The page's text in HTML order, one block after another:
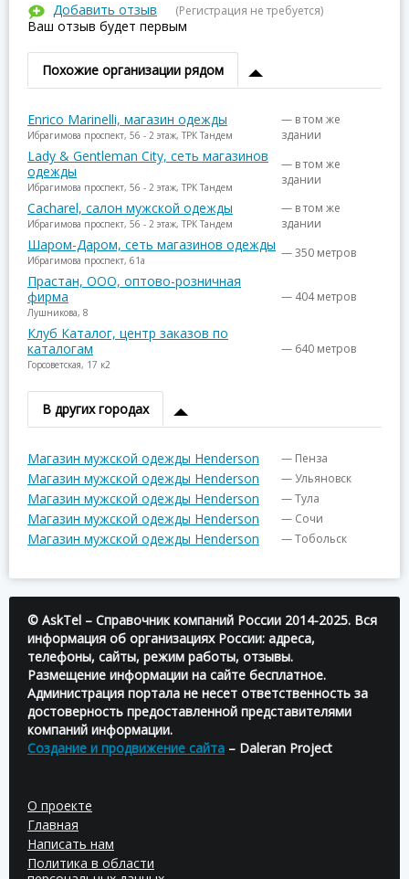
Добавить отзыв (Регистрация не требуется)
Ваш отзыв будет первым
Похожие организации рядом
Enrico Marinelli, магазин одежды
Ибрагимова проспект, 56 - 2 этаж, ТРК Тандем
— в том же
здании
Lady & Gentleman City, сеть магазинов
одежды
Ибрагимова проспект, 56 - 2 этаж, ТРК Тандем
— в том же
здании
Cacharel, салон мужской одежды
Ибрагимова проспект, 56 - 2 этаж, ТРК Тандем
— в том же
здании
Шаром-Даром, сеть магазинов одежды
Ибрагимова проспект, 61а — 350 метров
Прастан, ООО, оптово-розничная
фирма
Лушникова, 8
— 404 метров
Клуб Каталог, центр заказов по
каталогам
Горсоветская, 17 к2
— 640 метров
В других городах
Магазин мужской одежды Henderson — Пенза
Магазин мужской одежды Henderson — Ульяновск
Магазин мужской одежды Henderson — Тула
Магазин мужской одежды Henderson — Сочи
Магазин мужской одежды Henderson — Тобольск
© AskTel – Справочник компаний России 2014-2025. Вся
информация об организациях России: адреса,
телефоны, сайты, режим работы, отзывы.
Размещение информации на сайте бесплатное.
Администрация портала не несет ответственность за
достоверность предоставленной представителями
компаний информации.
Создание и продвижение сайта – Daleran Project
О проекте
Главная
Написать нам
Политика в области